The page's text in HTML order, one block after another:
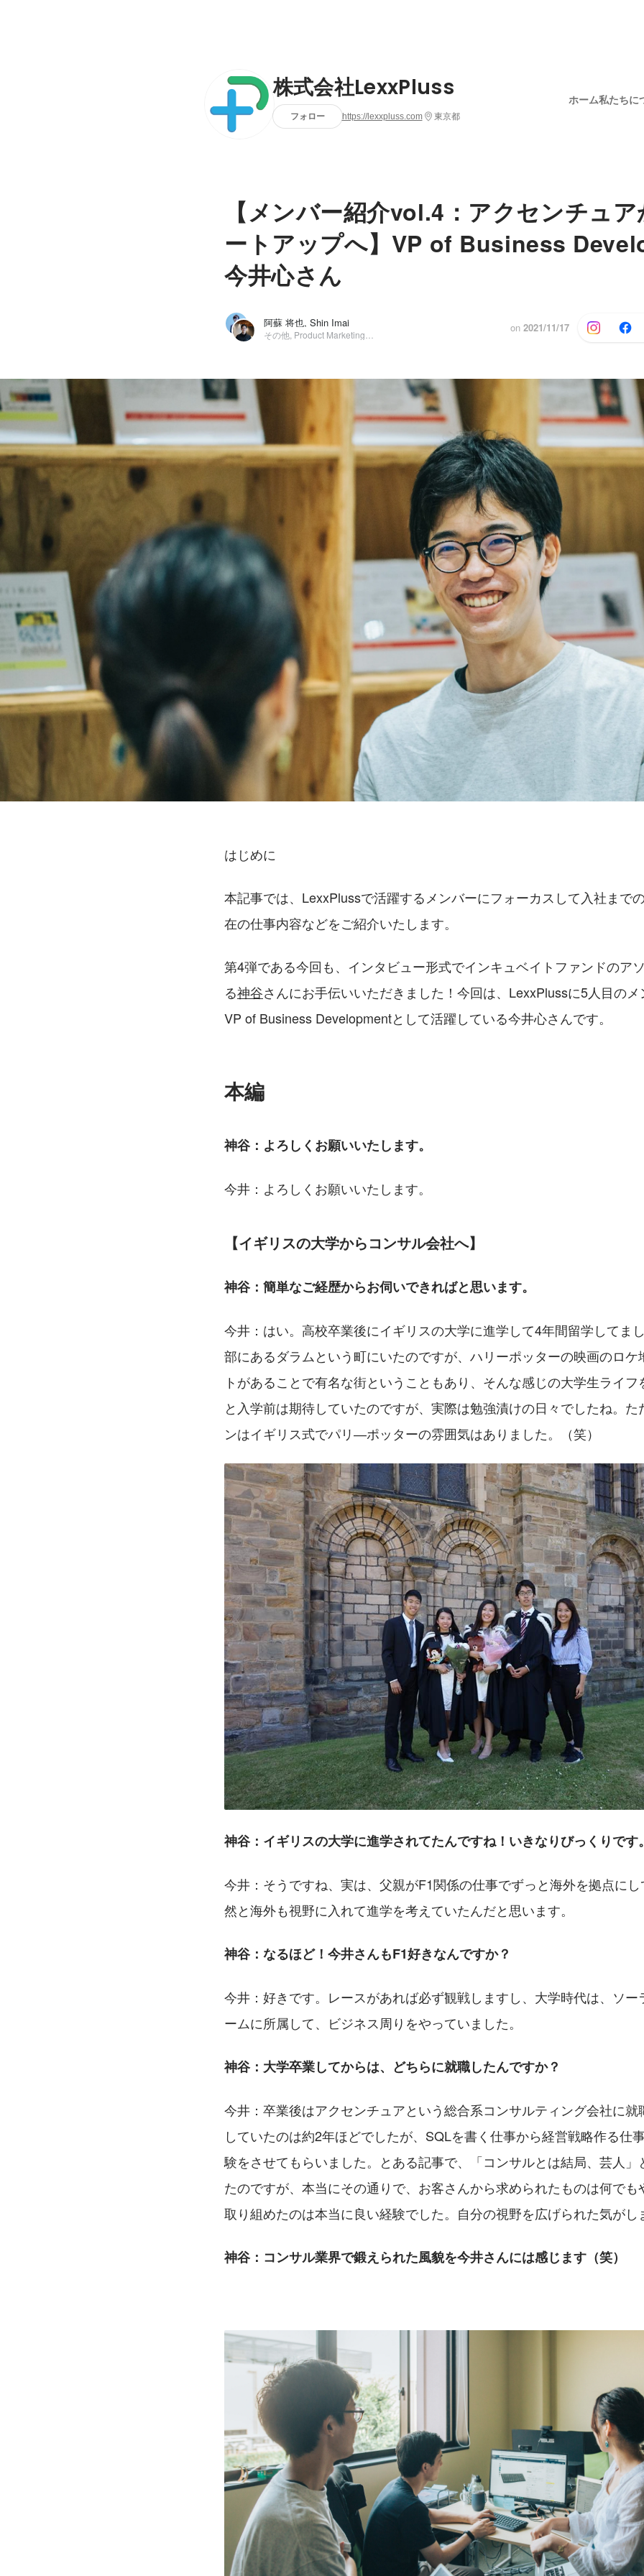
株式会社LexxPluss
フォロー https://lexxpluss.com 東京都
ホーム私たちに
【メンバー紹介vol.4：アクセンチュ
ートアップへ】VP of Business
今井心さん
阿蘇 将也, Shin Imai on 2021/11/17
はじめに
本記事では、LexxPlussで活躍するメンバーにフォーカスして入社まで
在の仕事内容などをご紹介いたします。
第4弾である今回も、インタビュー形式でインキュベイトファンドのア
る神谷さんにお手伝いいただきました！今回は、LexxPlussに5人目のメ
VP of Business Developmentとして活躍している今井心さんです。
本編
神谷：よろしくお願いいたします。
今井：よろしくお願いいたします。
【イギリスの大学からコンサル会社へ】
神谷：簡単なご経歴からお伺いできればと思います。
今井：はい。高校卒業後にイギリスの大学に進学して4年間留学してま
部にあるダラムという町にいたのですが、ハリーポッターの映画のロケ
トがあることで有名な街ということもあり、そんな感じの大学生ライ
と入学前は期待していたのですが、実際は勉強漬けの日々でしたね。た
ンはイギリス式でパリ―ポッターの雰囲気はありました。（笑）
神谷：イギリスの大学に進学されてたんですね！いきなりびっくりです。
今井：そうですね、実は、父親がF1関係の仕事でずっと海外を拠点にし
然と海外も視野に入れて進学を考えていたんだと思います。
神谷：なるほど！今井さんもF1好きなんですか？
今井：好きです。レースがあれば必ず観戦しますし、大学時代は、ソー
ームに所属して、ビジネス周りをやっていました。
神谷：大学卒業してからは、どちらに就職したんですか？
今井：卒業後はアクセンチュアという総合系コンサルティング会社に就
していたのは約2年ほどでしたが、SQLを書く仕事から経営戦略作る仕
験をさせてもらいました。とある記事で、「コンサルとは結局、芸人」
たのですが、本当にその通りで、お客さんから求められたものは何でも
取り組めたのは本当に良い経験でした。自分の視野を広げられた気がし
神谷：コンサル業界で鍛えられた風貌を今井さんには感じます（笑）
阿蘇 将也
株式会社LexxPluss / その他